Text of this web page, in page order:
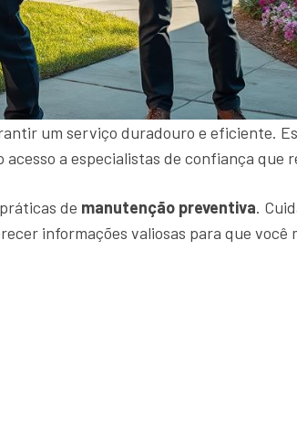
um serviço duradouro e eficiente.
acesso a especialistas de confiança que
de manutenção preventiva.
informações valiosas para que